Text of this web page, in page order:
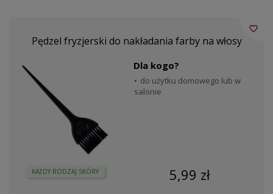
Pędzel fryzjerski do nakładania farby na włosy
KAŻDY RODZAJ SKÓRY
Dla kogo?
do użytku domowego lub w
salonie
5,99 zł
favorite_border